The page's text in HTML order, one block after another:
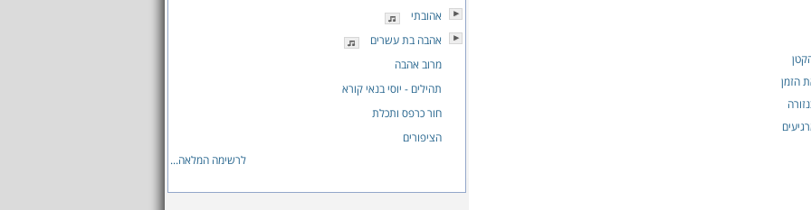
הזמן
אהובתי
אהבה בת עשרים
מרוב אהבה
תהילים - יוסי בנאי קורא
חור כרפס ותכלת
הציפורים
לרשימה המלאה...